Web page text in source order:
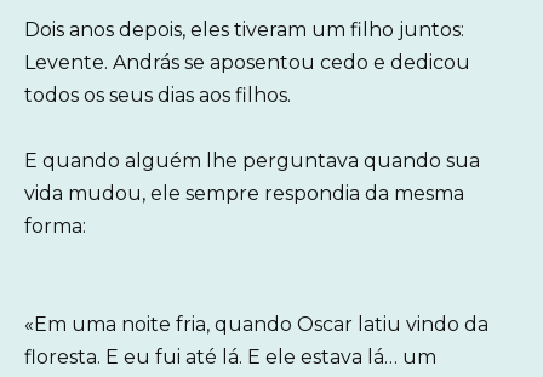
Dois anos depois, eles tiveram um filho juntos:
Levente. András se aposentou cedo e dedicou
todos os seus dias aos filhos.
E quando alguém lhe perguntava quando sua
vida mudou, ele sempre respondia da mesma
forma:
«Em uma noite fria, quando Oscar latiu vindo da
floresta. E eu fui até lá. E ele estava lá… um